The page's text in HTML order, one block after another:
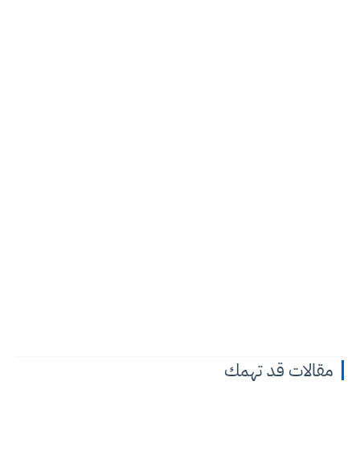
مقالات قد تهمك